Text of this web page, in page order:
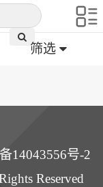
筛选
14043556号-2
Reserved